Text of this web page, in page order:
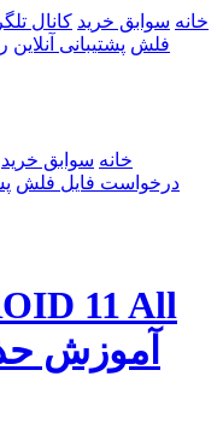
خانه سوابق خرید کانال
فلش پشتیبانی آنلاین
خانه سوابق خرید
درخواست فایل فلش
11 All